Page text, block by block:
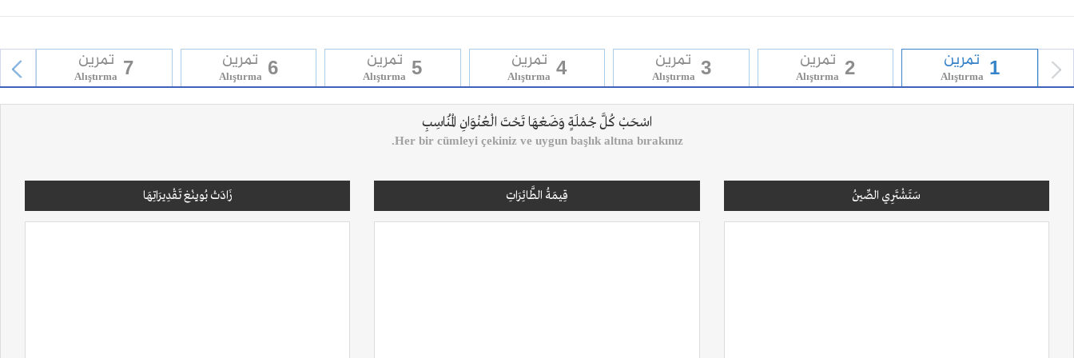
1 تمرين
Alıştırma
2 تمرين
Alıştırma
3 تمرين
Alıştırma
4 تمرين
Alıştırma
5 تمرين
Alıştırma
6 تمرين
Alıştırma
7 تمرين
Alıştırma
prev
next
اسْحَبْ كُلَّ جُمْلَةٍ وَضَعْهَا تَحْتَ الْعُنْوَانِ الْمُنَاسِبِ
Her bir cümleyi çekiniz ve uygun başlık altına bırakınız.
سَتَشْتَرِي الصِّينُ قِيمَةُ الطَّائِرَاتِ زَادَتْ بُويِنْغ تَقْدِيرَاتِهَا